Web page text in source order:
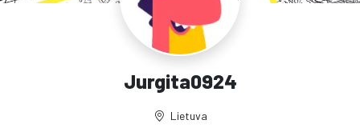
Jurgita0924
Lietuva